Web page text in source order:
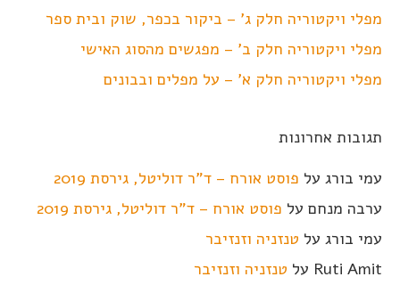
מפלי ויקטוריה חלק ג' – ביקור בכפר, שוק ובית ספר
מפלי ויקטוריה חלק ב' – מפגשים מהסוג האישי
מפלי ויקטוריה חלק א' – על מפלים ובבונים
תגובות אחרונות
עמי בורג על פוסט אורח – ד"ר דוליטל, גירסת 2019
ערבה מנחם על פוסט אורח – ד"ר דוליטל, גירסת 2019
עמי בורג על טנזניה וזנזיבר
Ruti Amit על טנזניה וזנזיבר